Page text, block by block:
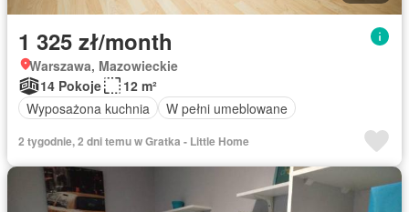
1 325 zł/month
Warszawa, Mazowieckie
14 Pokoje
12 m²
Wyposażona kuchnia
W pełni umeblowane
2 tygodnie, 2 dni temu w Gratka - Little Home